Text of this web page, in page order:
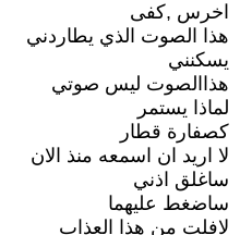
اخرس ,كفى
هذا الصوت الذي يطاردني
يسكنني
هذاالصوت ليس صوتي
لماذا يستمر
كصفارة قطار
لا اريد ان اسمعه منذ الان
ساغلق اذني
ساضغط عليهما
لافلت من هذا العذاب